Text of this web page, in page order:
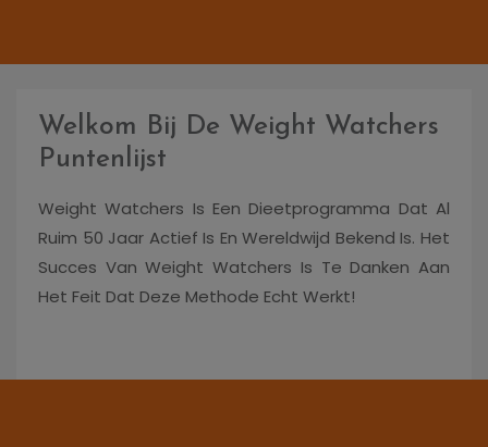
Welkom Bij De Weight Watchers
Puntenlijst
Weight Watchers Is Een Dieetprogramma Dat Al
Ruim 50 Jaar Actief Is En Wereldwijd Bekend Is. Het
Succes Van Weight Watchers Is Te Danken Aan
Het Feit Dat Deze Methode Echt Werkt!